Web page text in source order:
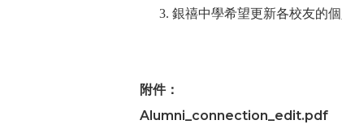
銀禧中學希望更新各校友的
附件：
Alumni_connection_edit.pdf